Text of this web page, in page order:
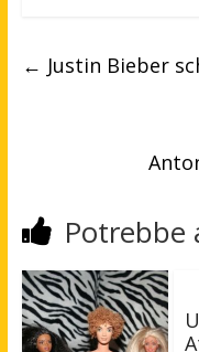
← Justin Bieber
Potrebbe